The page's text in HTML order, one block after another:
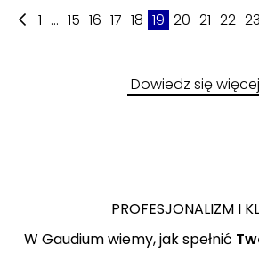
1 ... 15 16 17 18 19 20 21 22 23
Dowiedz się
PROFESJONALIZM I
W Gaudium wiemy, jak spełnić